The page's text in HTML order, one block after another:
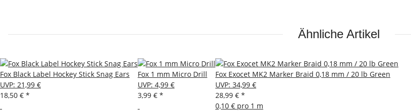
Ähnliche Artikel
Fox Black Label Hockey Stick Snag Ears
UVP: 21,99 €
18,50 € *
Fox 1 mm Micro Drill
UVP: 4,99 €
3,99 € *
Fox Exocet MK2 Marker Braid 0,18 mm / 20 lb Green
UVP: 34,99 €
28,99 € *
0,10 € pro 1 m